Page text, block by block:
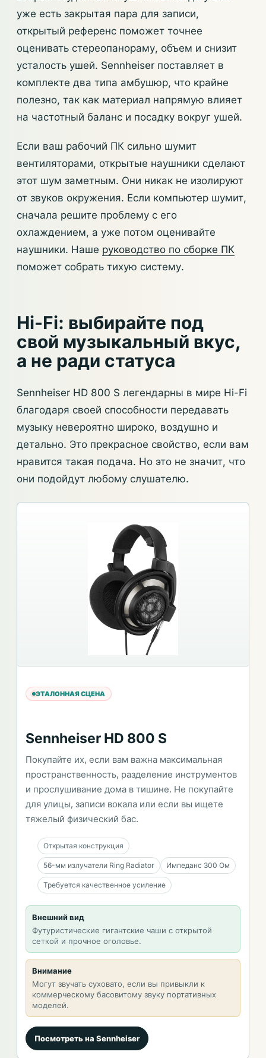
уже есть закрытая пара для записи,
открытый референс поможет точнее
оценивать стереопанораму, объем и снизит
усталость ушей. Sennheiser поставляет в
комплекте два типа амбушюр, что крайне
полезно, так как материал напрямую влияет
на частотный баланс и посадку вокруг ушей.
Если ваш рабочий ПК сильно шумит
вентиляторами, открытые наушники сделают
этот шум заметным. Они никак не изолируют
от звуков окружения. Если компьютер шумит,
сначала решите проблему с его
охлаждением, а уже потом оценивайте
наушники. Наше руководство по сборке ПК
поможет собрать тихую систему.
Hi-Fi: выбирайте под
свой музыкальный вкус,
а не ради статуса
Sennheiser HD 800 S легендарны в мире Hi-Fi
благодаря своей способности передавать
музыку невероятно широко, воздушно и
детально. Это прекрасное свойство, если вам
нравится такая подача. Но это не значит, что
они подойдут любому слушателю.
ЭТАЛОННАЯ СЦЕНА
Sennheiser HD 800 S
Покупайте их, если вам важна максимальная
пространственность, разделение инструментов
и прослушивание дома в тишине. Не покупайте
для улицы, записи вокала или если вы ищете
тяжелый физический бас.
Открытая конструкция
56-мм излучатели Ring Radiator Импеданс 300 Ом
Требуется качественное усиление
Внешний вид
Футуристические гигантские чаши с открытой
сеткой и прочное оголовье.
Внимание
Могут звучать суховато, если вы привыкли к
коммерческому басовитому звуку портативных
моделей.
Посмотреть на Sennheiser